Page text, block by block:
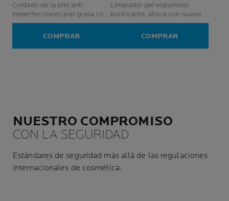
Cuidado de la piel anti
imperfecciones piel grasa con
tendencia al acné - hombres y
COMPRAR
Limpiador gel espumoso
purificante, ahora con nuevo
ingrediente activo
Phylobioma, potenciado por la
Equilibra el pH de la piel.
COMPRAR
NUESTRO COMPROMISO
CON LA SEGURIDAD
Estándares de seguridad más allá de las regulaciones
internacionales de cosmética.